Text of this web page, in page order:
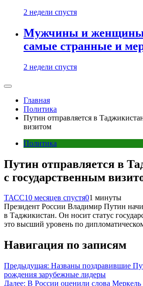
2 недели спустя
Мужчины и женщины
самые странные и
2 недели спустя
Главная
Политика
Путин отправляется в
визитом
Политика
Путин отправляется в
с государственным
ТАСС10 месяцев спустя01 минуты
Президент России Владимир Путин
в Таджикистан. Он носит статус
это высший уровень по
Навигация по записям
Предыдущая: Названы поздравившие
рождения зарубежные лидеры
Далее: В России оценили слова